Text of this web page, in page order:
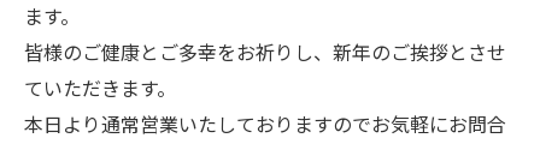
ます。
皆様のご健康とご多幸をお祈りし、新年のご挨拶とさせ
ていただきます。
本日より通常営業いたしておりますのでお気軽にお問合